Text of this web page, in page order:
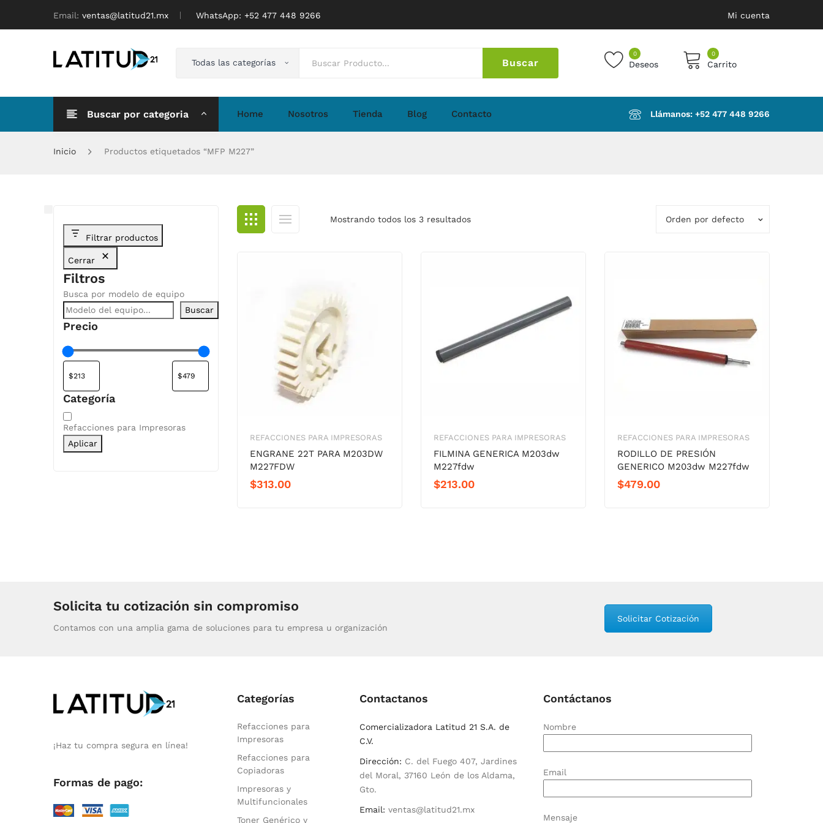
Email: ventas@latitud21.mx WhatsApp: ‪+52 477 448 9266 Mi cuenta
Todas las categorías Buscar
0
Deseos
0
Carrito
No products in the cart.
Buscar por categoria Home Nosotros Tienda Blog Contacto Llámanos: ‪+52 477 448 9266‬
Inicio Productos etiquetados “MFP M227”
Mostrando todos los 3 resultados Orden por defecto
REFACCIONES PARA IMPRESORAS
ENGRANE 22T PARA M203DW
M227FDW
$313.00
REFACCIONES PARA IMPRESORAS
FILMINA GENERICA M203dw
M227fdw
$213.00
REFACCIONES PARA IMPRESORAS
RODILLO DE PRESIÓN
GENERICO M203dw M227fdw
$479.00
Filtrar productos
Cerrar
Filtros
Busca por modelo de equipo
Buscar
Precio
Categoría
Categoría
Refacciones para Impresoras
Aplicar
Solicita tu cotización sin compromiso
Contamos con una amplia gama de soluciones para tu empresa u organización
Solicitar Cotización
¡Haz tu compra segura en línea!
Formas de pago:
Categorías
Refacciones para
Impresoras
Refacciones para
Copiadoras
Impresoras y
Multifuncionales
Toner Genérico y
Contactanos
Comercializadora Latitud 21 S.A. de
C.V.
Dirección: C. del Fuego 407, Jardines
del Moral, 37160 León de los Aldama,
Gto.
Email: ventas@latitud21.mx
Contáctanos
Nombre
Email
Mensaje